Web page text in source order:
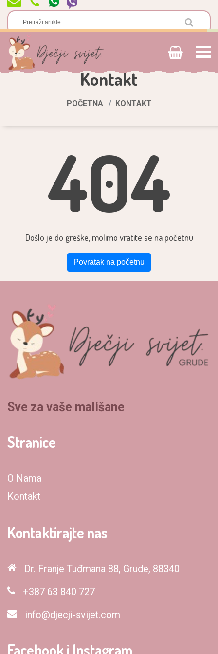
Kontakt
POČETNA KONTAKT
404
Došlo je do greške, molimo vratite se na početnu
Povratak na početnu
Sve za vaše mališane
Stranice
O Nama
Kontakt
Kontaktirajte nas
Dr. Franje Tuđmana 88, Grude, 88340
+387 63 840 727
info@djecji-svijet.com
Facebook i Instagram